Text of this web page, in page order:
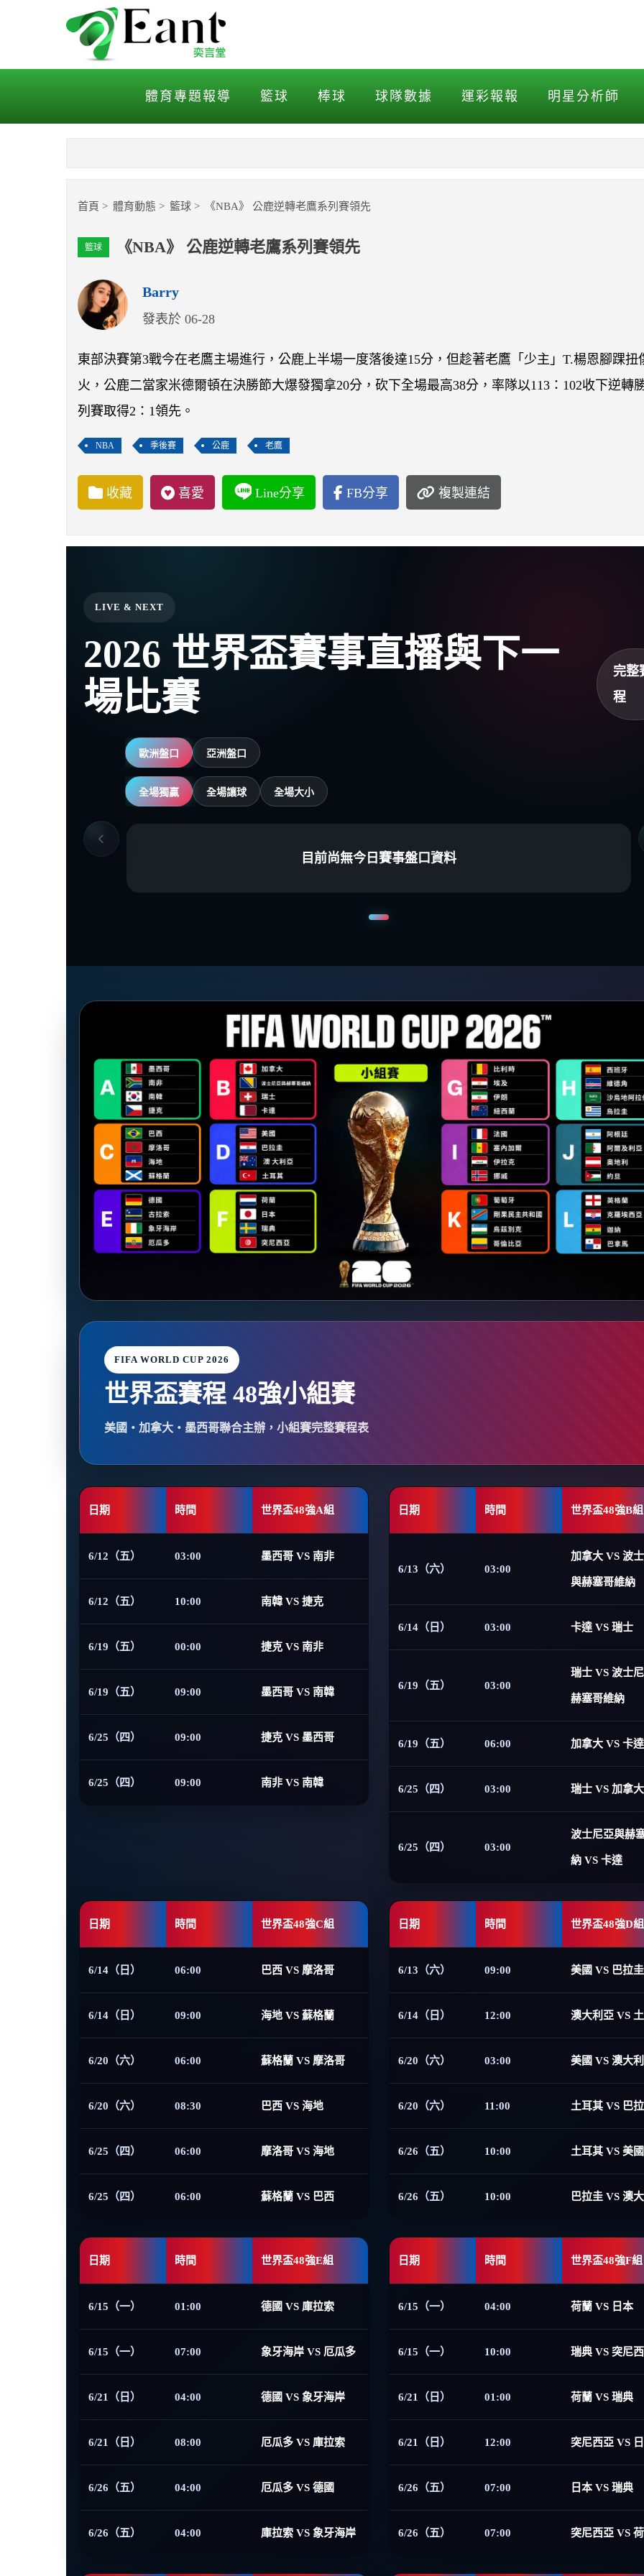
《NBA》 公鹿逆轉老鷹系列賽領先
體育專題報導 籃球 棒球 球隊數據 運彩報報 明星分析師
首頁 體育動態 籃球 《NBA》 公鹿逆轉老鷹系列賽領先
籃球 《NBA》 公鹿逆轉老鷹系列賽領先
Barry
發表於 06-28
東部決賽第3戰今在老鷹主場進行，公鹿上半場一度落後達15分，但趁著老鷹「少主」T.楊恩腳踝扭
火，公鹿二當家米德爾頓在決勝節大爆發獨拿20分，砍下全場最高38分，率隊以113：102收下逆轉
列賽取得2：1領先。
NBA 季後賽 公鹿 老鷹
收藏 喜愛 Line分享 FB分享 複製連結
LIVE & NEXT
2026 世界盃賽事直播與下一
場比賽
完整
程
歐洲盤口 亞洲盤口
全場獨贏 全場讓球 全場大小
目前尚無今日賽事盤口資料
FIFA WORLD CUP 2026
世界盃賽程 48強小組賽
美國・加拿大・墨西哥聯合主辦，小組賽完整賽程表
日期 時間 世界盃48強A組
6/12（五） 03:00 墨西哥 VS 南非
6/12（五） 10:00 南韓 VS 捷克
6/19（五） 00:00 捷克 VS 南非
6/19（五） 09:00 墨西哥 VS 南韓
6/25（四） 09:00 捷克 VS 墨西哥
6/25（四） 09:00 南非 VS 南韓
日期 時間 世界盃48強B組
6/13（六） 03:00
加拿大 VS 波
與赫塞哥維納
6/14（日） 03:00 卡達 VS 瑞士
6/19（五） 03:00
瑞士 VS 波士
赫塞哥維納
6/19（五） 06:00 加拿大 VS 卡達
6/25（四） 03:00 瑞士 VS 加拿大
6/25（四） 03:00
波士尼亞與赫
納 VS 卡達
日期 時間 世界盃48強C組
6/14（日） 06:00 巴西 VS 摩洛哥
6/14（日） 09:00 海地 VS 蘇格蘭
6/20（六） 06:00 蘇格蘭 VS 摩洛哥
6/20（六） 08:30 巴西 VS 海地
6/25（四） 06:00 摩洛哥 VS 海地
6/25（四） 06:00 蘇格蘭 VS 巴西
日期 時間 世界盃48強D組
6/13（六） 09:00 美國 VS 巴拉圭
6/14（日） 12:00 澳大利亞 VS
6/20（六） 03:00 美國 VS 澳大
6/20（六） 11:00 土耳其 VS 巴
6/26（五） 10:00 土耳其 VS 美國
6/26（五） 10:00 巴拉圭 VS 澳
日期 時間 世界盃48強E組
6/15（一） 01:00 德國 VS 庫拉索
6/15（一） 07:00 象牙海岸 VS 厄瓜多
6/21（日） 04:00 德國 VS 象牙海岸
6/21（日） 08:00 厄瓜多 VS 庫拉索
6/26（五） 04:00 厄瓜多 VS 德國
6/26（五） 04:00 庫拉索 VS 象牙海岸
日期 時間 世界盃48強F組
6/15（一） 04:00 荷蘭 VS 日本
6/15（一） 10:00 瑞典 VS 突尼
6/21（日） 01:00 荷蘭 VS 瑞典
6/21（日） 12:00 突尼西亞 VS
6/26（五） 07:00 日本 VS 瑞典
6/26（五） 07:00 突尼西亞 VS